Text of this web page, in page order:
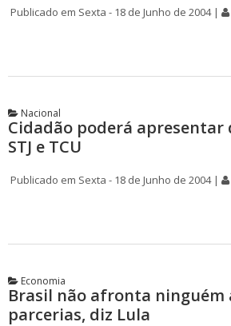
Publicado em Sexta - 18 de Junho de 2004 |
Nacional
Cidadão poderá apresentar
STJ e TCU
Publicado em Sexta - 18 de Junho de 2004 |
Economia
Brasil não afronta ninguém
parcerias, diz Lula